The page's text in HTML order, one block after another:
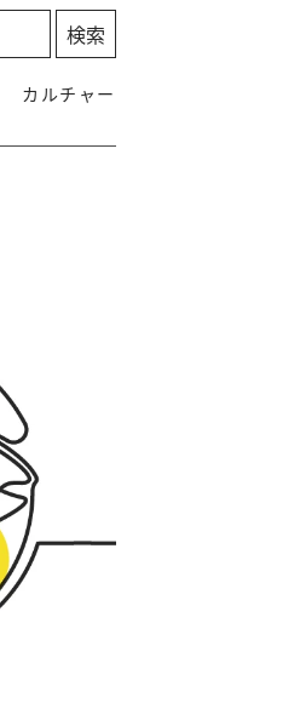
カルチャー